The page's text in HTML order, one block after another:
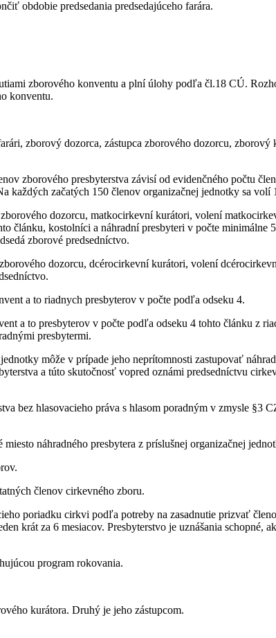
obdobie predsedania predsedajúceho farára.
zborového konventu a plní úlohy podľa čl.18 CÚ.
konventu.
zborový dozorca, zástupca zborového dozorcu, zborový
zborového presbyterstva závisí od evidenčného počtu
začatých 150 členov organizačnej jednotky sa volí
dozorcu, matkocirkevní kurátori, volení
článku, kostolníci a náhradní presbyteri v počte minimálne
zborové predsedníctvo.
dozorcu, dcérocirkevní kurátori, volení
a to riadnych presbyterov v počte podľa odseku 4.
a to presbyterov v počte podľa odseku 4 tohto článku z
presbytermi.
môže v prípade jeho neprítomnosti zastupovať
a túto skutočnosť vopred oznámi predsedníctvu
bez hlasovacieho práva s hlasom poradným v zmysle §3
náhradného presbytera z príslušnej organizačnej
členov cirkevného zboru.
poriadku cirkvi podľa potreby na zasadnutie prizvať
krát za 6 mesiacov. Presbyterstvo je uznášania schopné,
program rokovania.
kurátora. Druhý je jeho zástupcom.